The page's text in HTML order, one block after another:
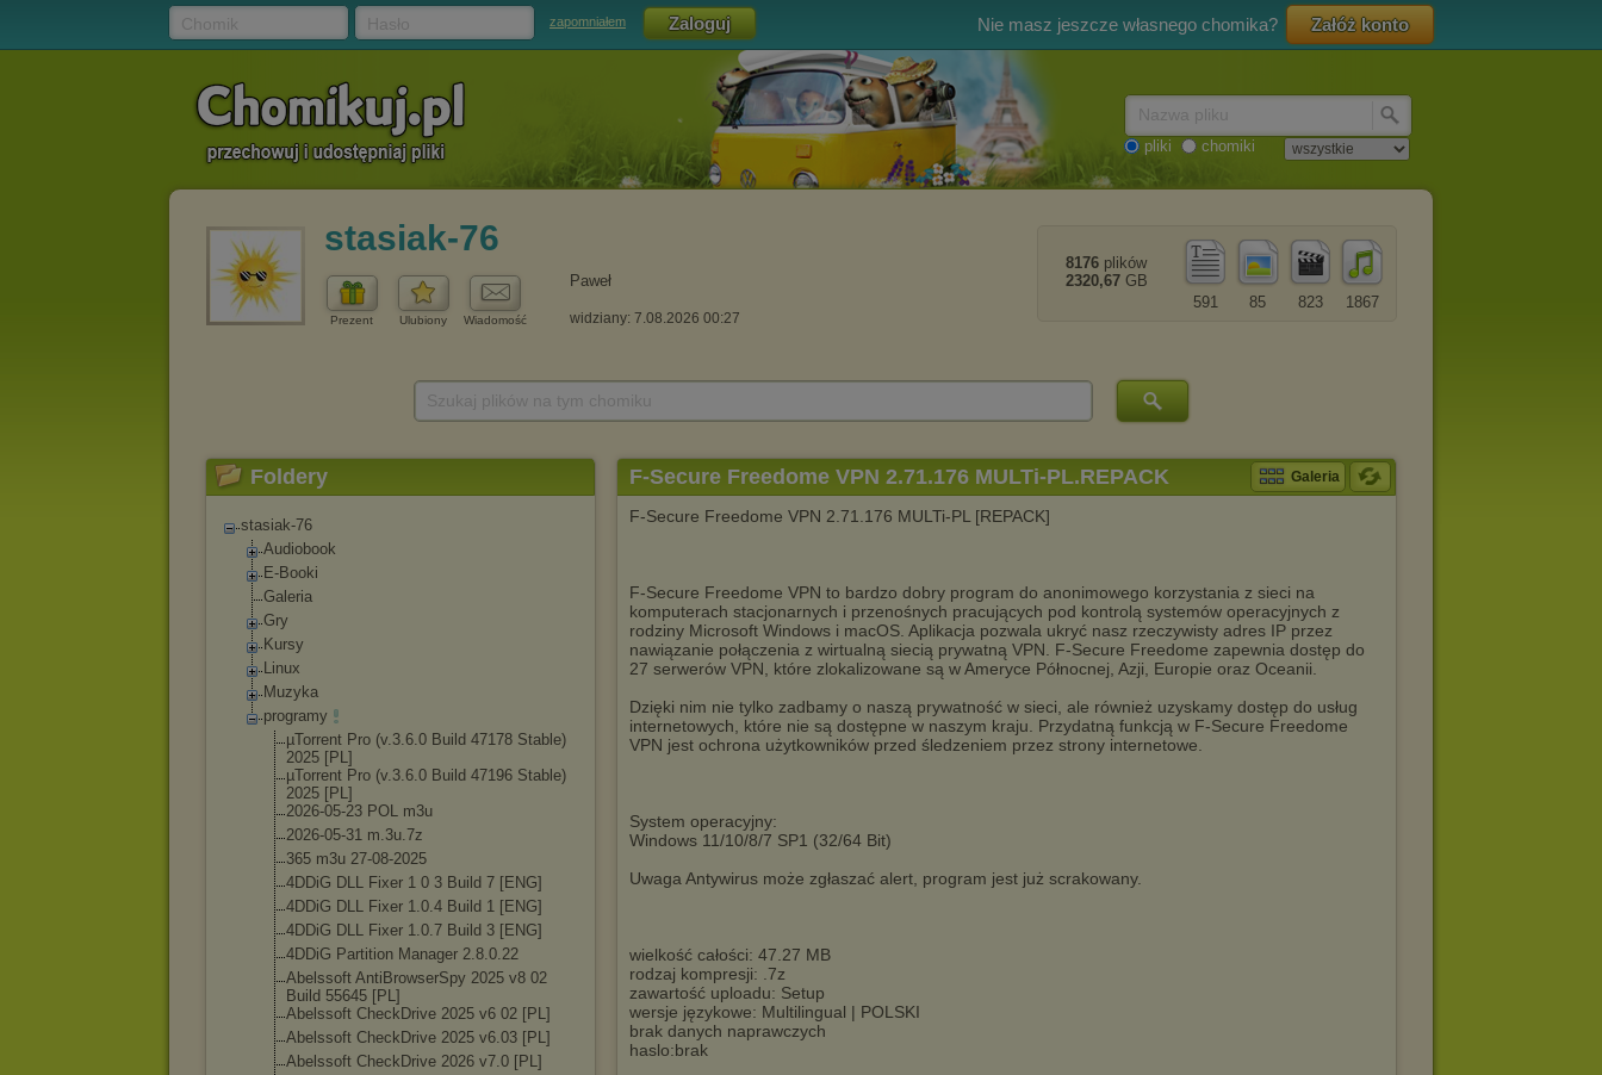
zapomniałem Nie masz jeszcze własnego chomika? Załóż konto
pliki chomiki
stasiak-76
Prezent Ulubiony Wiadomość
Paweł
widziany: 7.08.2026 00:27
1867
823
85
591
8176 plików
2320,67 GB
Foldery
stasiak-76
Audiobook
E-Booki
Galeria
Gry
Kursy
Linux
Muzyka
programy
µTorrent Pro (v.3.6.0 Build 47178 Stable)
2025 [PL]
µTorrent Pro (v.3.6.0 Build 47196 Stable)
2025 [PL]
2026-05-23 POL m3u
2026-05-31 m.3u.7z
365 m3u 27-08-2025
4DDiG DLL Fixer 1 0 3 Build 7 [ENG]
4DDiG DLL Fixer 1.0.4 Build 1 [ENG]
4DDiG DLL Fixer 1.0.7 Build 3 [ENG]
4DDiG Partition Manager 2.8.0.22
Abelssoft AntiBrowserSpy 2025 v8 02
Build 55645 [PL]
Abelssoft CheckDrive 2025 v6 02 [PL]
Abelssoft CheckDrive 2025 v6.03 [PL]
Abelssoft CheckDrive 2026 v7.0 [PL]
F-Secure Freedome VPN 2.71.176 MULTi-PL.REPACK Galeria
F-Secure Freedome VPN 2.71.176 MULTi-PL [REPACK]
F-Secure Freedome VPN to bardzo dobry program do anonimowego korzystania z sieci na
komputerach stacjonarnych i przenośnych pracujących pod kontrolą systemów operacyjnych z
rodziny Microsoft Windows i macOS. Aplikacja pozwala ukryć nasz rzeczywisty adres IP przez
nawiązanie połączenia z wirtualną siecią prywatną VPN. F-Secure Freedome zapewnia dostęp do
27 serwerów VPN, które zlokalizowane są w Ameryce Północnej, Azji, Europie oraz Oceanii.
Dzięki nim nie tylko zadbamy o naszą prywatność w sieci, ale również uzyskamy dostęp do usług
internetowych, które nie są dostępne w naszym kraju. Przydatną funkcją w F-Secure Freedome
VPN jest ochrona użytkowników przed śledzeniem przez strony internetowe.
System operacyjny:
Windows 11/10/8/7 SP1 (32/64 Bit)
Uwaga Antywirus może zgłaszać alert, program jest już scrakowany.
wielkość całości: 47.27 MB
rodzaj kompresji: .7z
zawartość uploadu: Setup
wersje językowe: Multilingual | POLSKI
brak danych naprawczych
haslo:brak